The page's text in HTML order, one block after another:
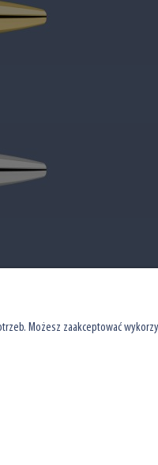
Możesz zaakceptować